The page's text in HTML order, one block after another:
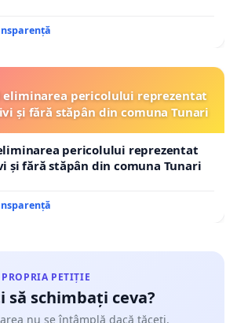
pericolului reprezentat
și fără stăpân din comuna Tunari
pericolului reprezentat
și fără stăpân din comuna Tunari
PETIȚIE
să schimbați ceva?
nu se întâmplă dacă tăceți.